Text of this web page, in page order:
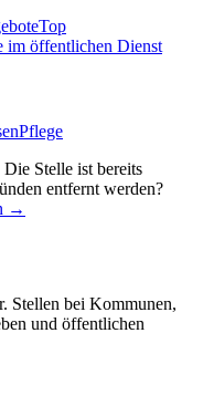
Top
im öffentlichen Dienst
Pflege
Die Stelle ist bereits
entfernt werden?
→
Stellen bei Kommunen,
und öffentlichen